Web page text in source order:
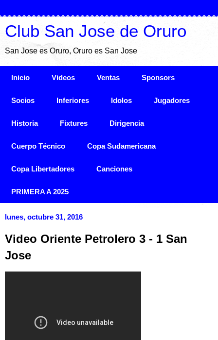
Club San Jose de Oruro
San Jose es Oruro, Oruro es San Jose
Inicio Videos Ventas Sponsors
Socios Inferiores Idolos Jugadores
Historia Fixtures Dirigencia
Cuerpo Técnico Copa Sudamericana
Copa Libertadores Canciones
PRIMERA A 2025
lunes, octubre 31, 2016
Video Oriente Petrolero 3 - 1 San
Jose